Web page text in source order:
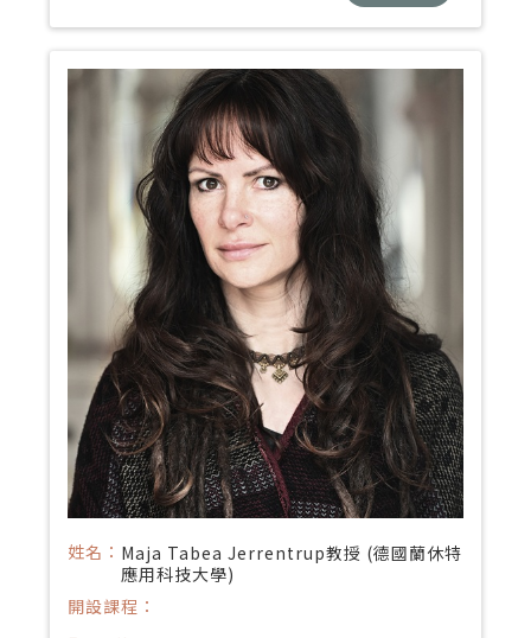
姓名： Maja Tabea Jerrentrup教授 (德國蘭休特
應用科技大學)
開設課程：